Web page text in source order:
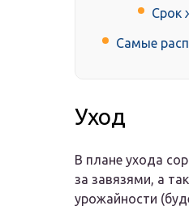
Срок
Самые
Уход
В плане ухода
за завязями, а
урожайности